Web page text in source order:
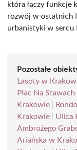
która łączy funkcje
rozwój w ostatnich
urbanistyki w sercu
Pozostałe
Lasoty w
Plac Na
Krakowie
Krakowie
Ulica
Ambrożego
Ariańska w